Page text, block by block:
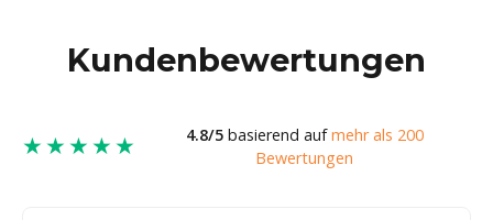
Kundenbewertungen
★★★★★ 4.8/5basierend aufmehr als 200
Bewertungen